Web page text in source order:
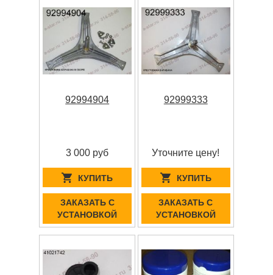
92994904
3 000 руб
КУПИТЬ
ЗАКАЗАТЬ С
УСТАНОВКОЙ
92999333
Уточните цену!
КУПИТЬ
ЗАКАЗАТЬ С
УСТАНОВКОЙ